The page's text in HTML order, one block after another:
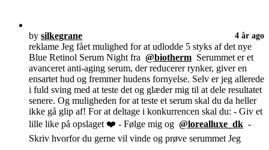
by silkegrane 4 år ago
reklame Jeg fået mulighed for at udlodde 5 styks af det nye
Blue Retinol Serum Night fra @biotherm Serummet er et
avanceret anti-aging serum, der reducerer rynker, giver en
ensartet hud og fremmer hudens fornyelse. Selv er jeg allerede
i fuld sving med at teste det og glæder mig til at dele resultatet
senere. Og muligheden for at teste et serum skal du da heller
ikke gå glip af! For at deltage i konkurrencen skal du: - Giv et
lille like på opslaget ❤️ - Følge mig og @lorealluxe_dk -
Skriv hvorfor du gerne vil vinde og prøve serummet Jeg